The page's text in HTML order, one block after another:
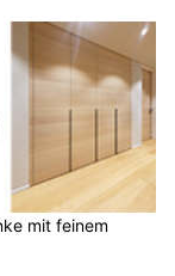
mit feinem